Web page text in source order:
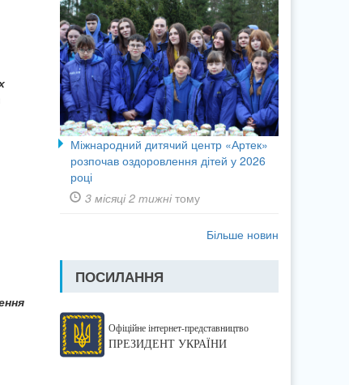
Міжнародний дитячий центр «Артек»
розпочав оздоровлення дітей у 2026
році
3 місяці 2 тижнітому
Більше новин
ПОСИЛАННЯ
Офіційне інтернет-представництво
ПРЕЗИДЕНТ УКРАЇНИ